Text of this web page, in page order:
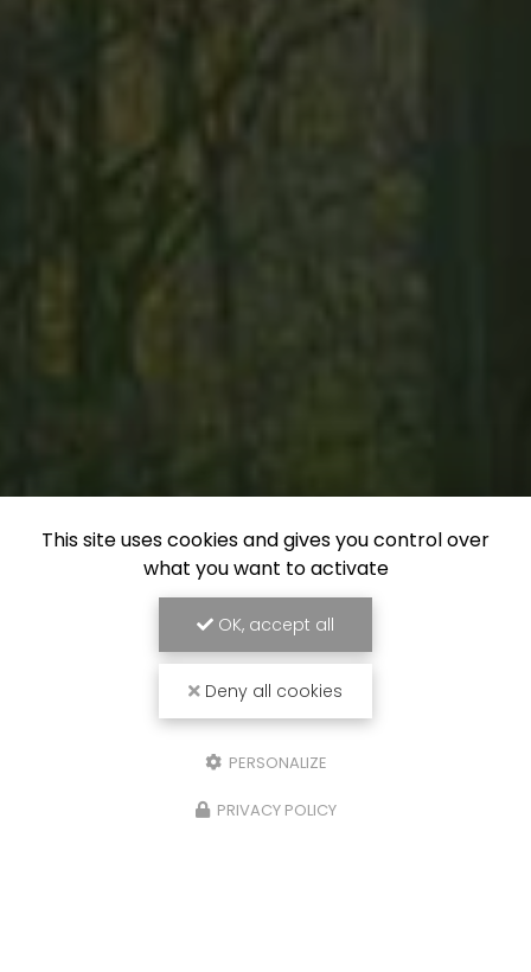
This site uses cookies and gives you control over
what you want to activate
OK, accept all
Deny all cookies
PERSONALIZE
PRIVACY POLICY